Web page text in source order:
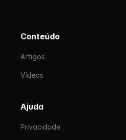
Conteúdo
Artigos
Vídeos
Ajuda
Privacidade